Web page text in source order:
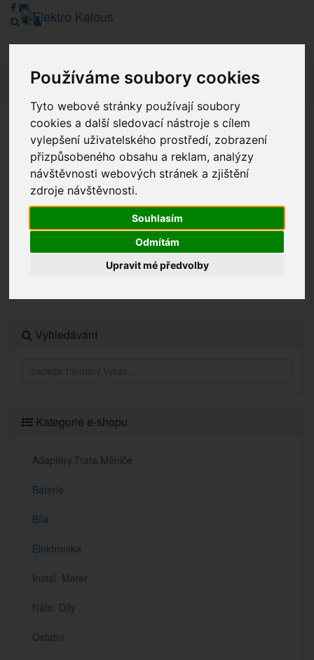
Používáme soubory cookies
Tyto webové stránky používají soubory
cookies a další sledovací nástroje s cílem
vylepšení uživatelského prostředí, zobrazení
přizpůsobeného obsahu a reklam, analýzy
návštěvnosti webových stránek a zjištění
zdroje návštěvnosti.
Souhlasím
Odmítám
Upravit mé předvolby
Vážení zákazníci, v tuto chvíli je Náš internetový obchod v
režimu Katalogu. Objednávky on-line nyní nelze vyřídit.
Děkujeme za pochopení.
Novinky
Vyhledávání
Kategorie e-shopu
Adaptéry,Trafa,Měniče
Baterie
Bílá
Elektronika
Instal. Mater
Náhr. Díly
Ostatní